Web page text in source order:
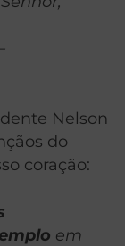
Nelson
do
coração:
em